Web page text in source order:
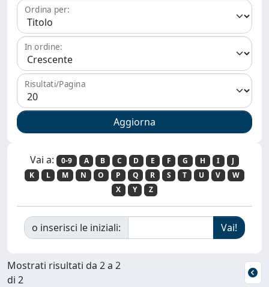
Ordina per:
In ordine:
Risultati/Pagina
Vai a: 0-9 A B C D E F G H I
J
K
L M N O P Q R S T U V
W
X
Y Z
o inserisci le iniziali:
Mostrati risultati da 2 a 2
di 2